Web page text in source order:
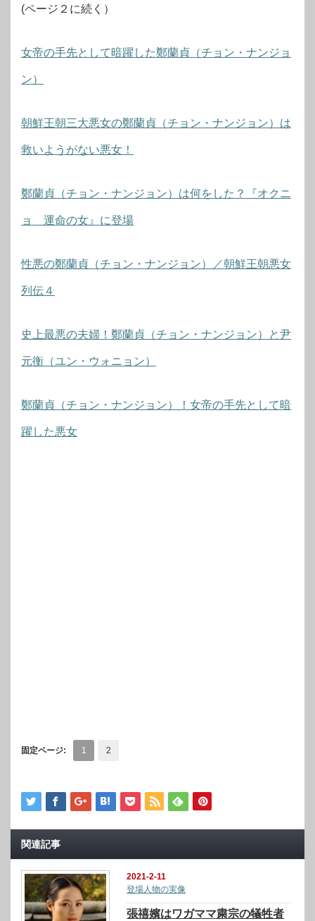
(ページ２に続く）
女帝の手先として暗躍した鄭蘭貞（チョン・ナンジョ
ン）
朝鮮王朝三大悪女の鄭蘭貞（チョン・ナンジョン）は
救いようがない悪女！
鄭蘭貞（チョン・ナンジョン）は何をした？『オクニ
ョ 運命の女』に登場
性悪の鄭蘭貞（チョン・ナンジョン）／朝鮮王朝悪女
列伝４
史上最悪の夫婦！鄭蘭貞（チョン・ナンジョン）と尹
元衡（ユン・ウォニョン）
鄭蘭貞（チョン・ナンジョン）！女帝の手先として暗
躍した悪女
固定ページ: 1 2
関連記事
2021-2-11
登場人物の実像
張禧嬪はワガママ粛宗の犠牲者